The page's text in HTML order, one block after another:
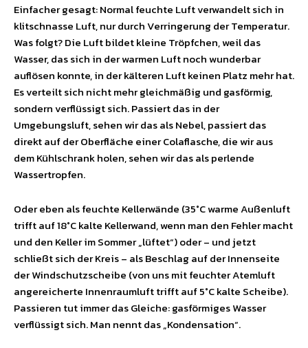
Einfacher gesagt: Normal feuchte Luft verwandelt sich in
klitschnasse Luft, nur durch Verringerung der Temperatur.
Was folgt? Die Luft bildet kleine Tröpfchen, weil das
Wasser, das sich in der warmen Luft noch wunderbar
auflösen konnte, in der kälteren Luft keinen Platz mehr hat.
Es verteilt sich nicht mehr gleichmäßig und gasförmig,
sondern verflüssigt sich. Passiert das in der
Umgebungsluft, sehen wir das als Nebel, passiert das
direkt auf der Oberfläche einer Colaflasche, die wir aus
dem Kühlschrank holen, sehen wir das als perlende
Wassertropfen.
Oder eben als feuchte Kellerwände (35°C warme Außenluft
trifft auf 18°C kalte Kellerwand, wenn man den Fehler macht
und den Keller im Sommer „lüftet“) oder – und jetzt
schließt sich der Kreis – als Beschlag auf der Innenseite
der Windschutzscheibe (von uns mit feuchter Atemluft
angereicherte Innenraumluft trifft auf 5°C kalte Scheibe).
Passieren tut immer das Gleiche: gasförmiges Wasser
verflüssigt sich. Man nennt das „Kondensation“.